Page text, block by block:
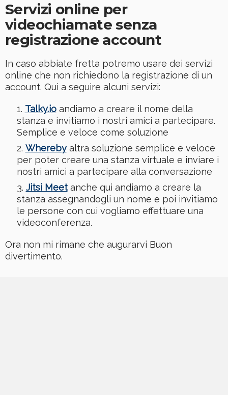
Servizi online per
videochiamate senza
registrazione account
In caso abbiate fretta potremo usare dei servizi
online che non richiedono la registrazione di un
account. Qui a seguire alcuni servizi:
Talky.ioandiamo a creare il nome della
stanza e invitiamo i nostri amici a partecipare.
Semplice e veloce come soluzione
Whereby altra soluzione semplice e veloce
per poter creare una stanza virtuale e inviare i
nostri amici a partecipare alla conversazione
Jitsi Meet anche qui andiamo a creare la
stanza assegnandogli un nome e poi invitiamo
le persone con cui vogliamo effettuare una
videoconferenza.
Ora non mi rimane che augurarvi Buon
divertimento.